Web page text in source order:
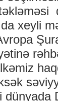
da xeyli